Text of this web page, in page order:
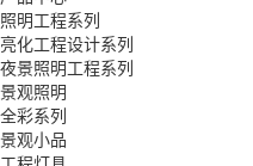
照明工程系列
亮化工程设计系列
夜景照明工程系列
景观照明
全彩系列
景观小品